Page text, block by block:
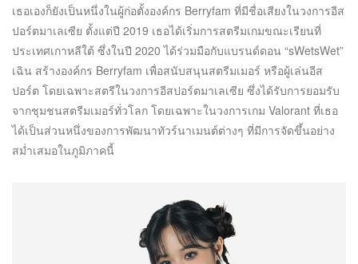
เธอเองก็ยังเป็นหนึ่งในผู้ก่อตั้งองค์กร Berryfam ที่มีชื่อเสียงในวงการอีส
ปอร์ตมาเลเซีย ตั้งแต่ปี 2019 เธอได้เริ่มการสตรีมเกมขณะเรียนที่
ประเทศเกาหลีใต้ ซึ่งในปี 2020 ได้ร่วมมือกับแบรนด์ดอน “sWetsWet”
เฉิน สร้างองค์กร Berryfam เพื่อสนับสนุนสตรีมเมอร์ หรือผู้เล่นอีส
ปอร์ต โดยเฉพาะสตรีในวงการอีสปอร์ตมาเลเซีย ซึ่งได้รับการยอมรับ
จากชุมชนสตรีมเมอร์ทั่วโลก โดยเฉพาะในวงการเกม Valorant ที่เธอ
ได้เป็นส่วนหนึ่งของการพัฒนาทัวร์นาเมนต์ต่างๆ ที่มีการจัดขึ้นอย่าง
สม่ำเสมอในภูมิภาคนี้